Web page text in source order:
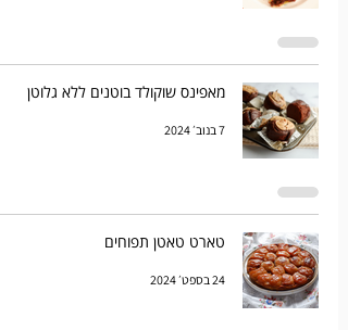
מאפינס שוקולד בוטנים ללא גלוטן
7 בנוב׳ 2024
טארט טאטן תפוחים
24 בספט׳ 2024